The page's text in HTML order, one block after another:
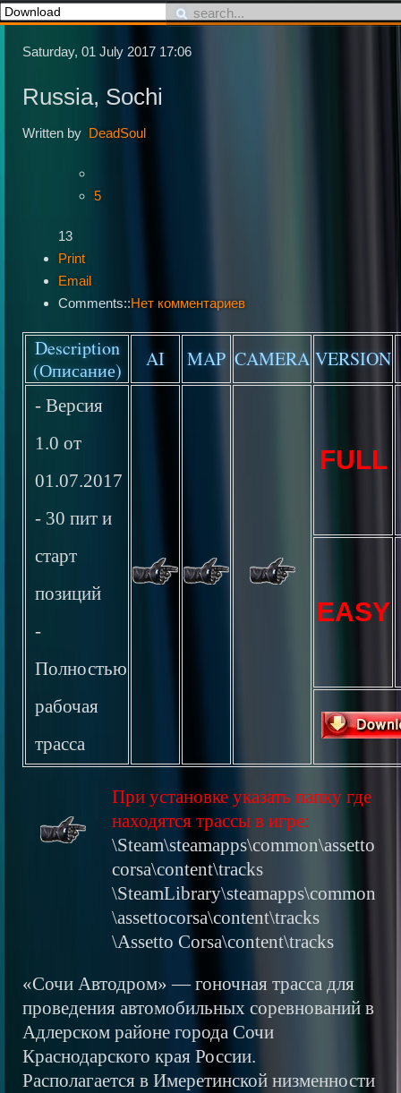
Saturday, 01 July 2017 17:06
Russia, Sochi
Written by DeadSoul
5
13
Print
Email
Comments::Нет комментариев
Description
(Описание)
AI MAP CAMERA VERSION
- Версия
1.0 от
01.07.2017
- 30 пит и
старт
позиций
-
Полностью
рабочая
трасса
FULL
EASY
При установке указать папку где
находятся трассы в игре:
\Steam\steamapps\common\assetto
corsa\content\tracks
\SteamLibrary\steamapps\common
\assettocorsa\content\tracks
\Assetto Corsa\content\tracks
«Сочи Автодром» — гоночная трасса для
проведения автомобильных соревнований в
Адлерском районе города Сочи
Краснодарского края России.
Располагается в Имеретинской низменности